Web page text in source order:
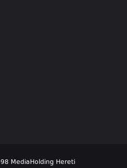
MediaHolding Hereti